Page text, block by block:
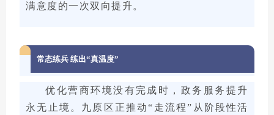
满意度的一次双向提升。
常态练兵 练出“真温度”
优化营商环境没有完成时，政务服务提升
永无止境。九原区正推动“走流程”从阶段性活